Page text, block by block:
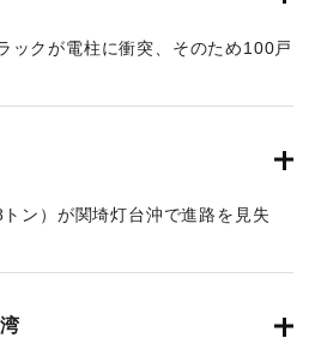
ックが電柱に衝突、そのため100戸
ン）が関埼灯台沖で進路を見失